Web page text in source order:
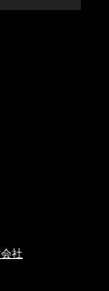
社